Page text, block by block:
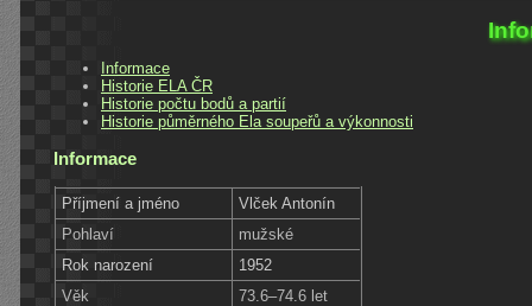
Informace
Historie ELA ČR
Historie počtu bodů a partií
Historie půměrného Ela soupeřů a výkonnosti
Informace
Příjmení a jméno
Vlček Antonín
Pohlaví
mužské
Rok narození
1952
Věk
73.6–74.6 let